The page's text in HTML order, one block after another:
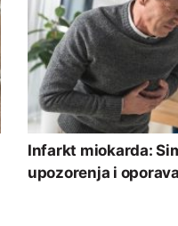
Infarkt miokarda:
upozorenja i